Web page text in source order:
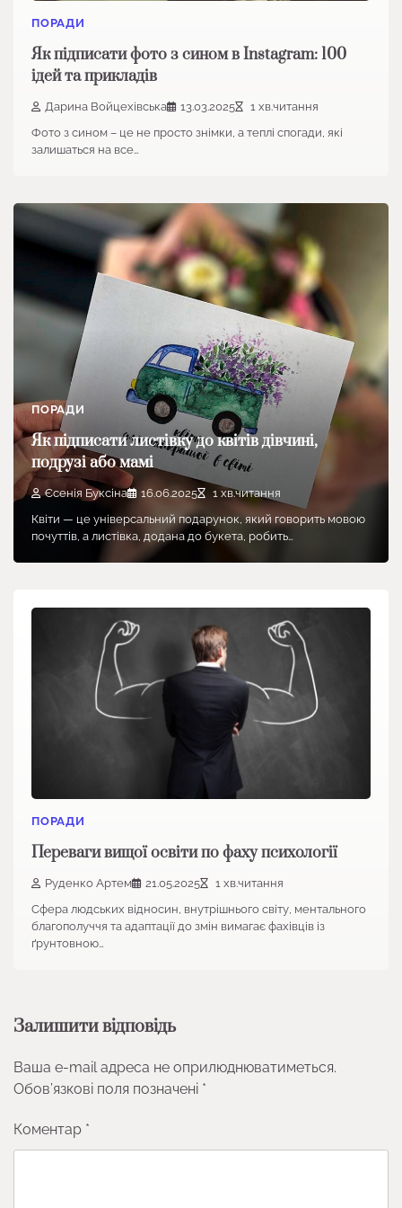
ПОРАДИ
Як підписати фото з сином в Instagram: 100
ідей та прикладів
Дарина Войцехівська 13.03.2025
1 хв.читання
Фото з сином – це не просто знімки, а теплі спогади, які
залишаться на все…
ПОРАДИ
Як підписати листівку до квітів дівчині,
подрузі або мамі
Єсенія Буксіна 16.06.2025
1 хв.читання
Квіти — це універсальний подарунок, який говорить мовою
почуттів, а листівка, додана до букета, робить…
ПОРАДИ
Переваги вищої освіти по фаху психології
Руденко Артем 21.05.2025
1 хв.читання
Сфера людських відносин, внутрішнього світу, ментального
благополуччя та адаптації до змін вимагає фахівців із
ґрунтовною…
Залишити відповідь
Ваша e-mail адреса не оприлюднюватиметься.
Обов’язкові поля позначені *
Коментар *